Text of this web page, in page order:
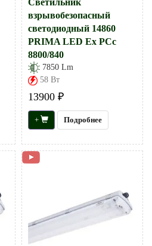
взрывобезопасный
светодиодный 14860
PRIMA LED Ex PCc
8800/840
7850 Lm
58 Вт
13900 ₽
+ Подробнее